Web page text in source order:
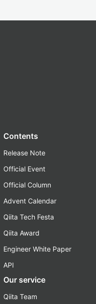
Contents
Release Note
Official Event
Official Column
Advent Calendar
Qiita Tech Festa
Qiita Award
Engineer White Paper
API
Our service
Qiita Team